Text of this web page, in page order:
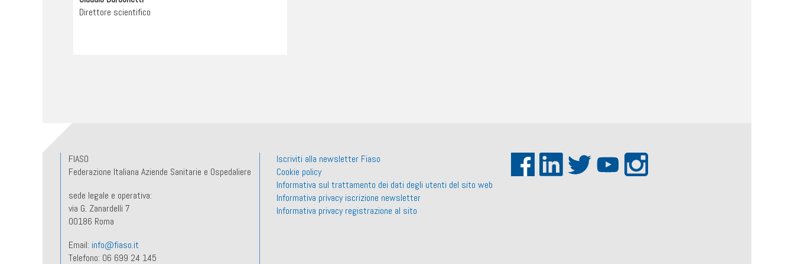
Direttore scientifico
FIASO
Federazione Italiana Aziende Sanitarie e Ospedaliere
sede legale e operativa:
via G. Zanardelli 7
00186 Roma
Email: info@fiaso.it
Telefono: 06 699 24 145
Iscriviti alla newsletter Fiaso
Cookie policy
Informativa sul trattamento dei dati degli utenti del sito web
Informativa privacy iscrizione newsletter
Informativa privacy registrazione al sito